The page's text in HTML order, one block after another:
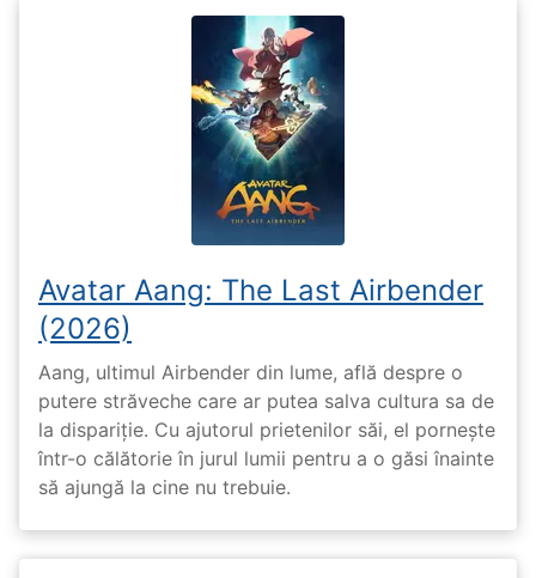
Avatar Aang: The Last Airbender
(2026)
Aang, ultimul Airbender din lume, află despre o
putere străveche care ar putea salva cultura sa de
la dispariție. Cu ajutorul prietenilor săi, el pornește
într-o călătorie în jurul lumii pentru a o găsi înainte
să ajungă la cine nu trebuie.